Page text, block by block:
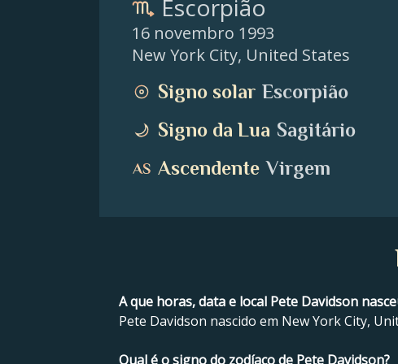
Escorpião
16 novembro 1993
New York City, United States
Signo solar Escorpião
Signo da Lua Sagitário
Ascendente Virgem
A que horas, data e local Pete Davidson
Pete Davidson nascido em New York City,
Qual é o signo do zodíaco de Pete Davidson?